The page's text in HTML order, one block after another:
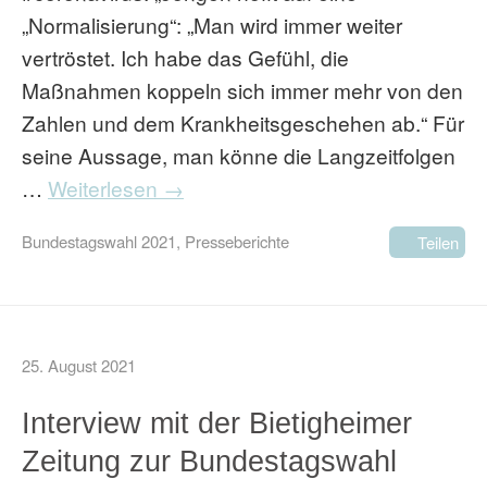
„Normalisierung“: „Man wird immer weiter
vertröstet. Ich habe das Gefühl, die
Maßnahmen koppeln sich immer mehr von den
Zahlen und dem Krankheitsgeschehen ab.“ Für
seine Aussage, man könne die Langzeitfolgen
… Weiterlesen →
Bundestagswahl 2021, Presseberichte Teilen
25. August 2021
Interview mit der Bietigheimer
Zeitung zur Bundestagswahl